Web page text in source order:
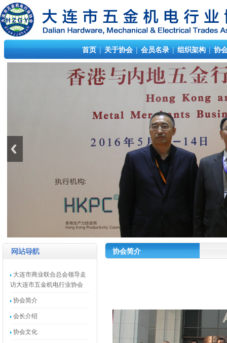
首页 | 关于协会 | 会员名录 | 组织架构 | 协
大连市商业联合总会领导走
访大连市五金机电行业协会
协会简介
会长介绍
协会文化
协会简介